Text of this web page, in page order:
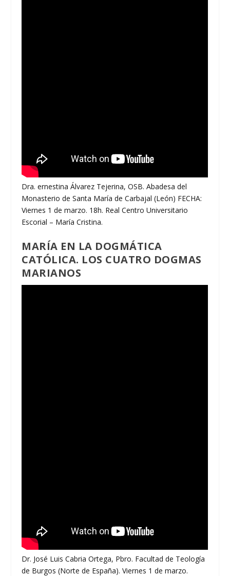
Dra. ernestina Álvarez Tejerina, OSB. Abadesa del
Monasterio de Santa María de Carbajal (León) FECHA:
Viernes 1 de marzo. 18h. Real Centro Universitario
Escorial – María Cristina.
MARÍA EN LA DOGMÁTICA
CATÓLICA. LOS CUATRO DOGMAS
MARIANOS
Dr. José Luis Cabria Ortega, Pbro. Facultad de Teología
de Burgos (Norte de España). Viernes 1 de marzo.